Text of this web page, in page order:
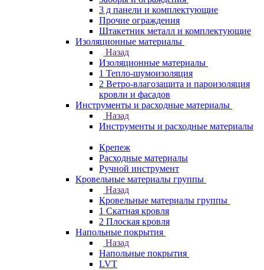
3 д панели и комплектующие
Прочие ограждения
Штакетник металл и комплектующие
Изоляционные материалы
Назад
Изоляционные материалы
1 Тепло-шумоизоляция
2 Ветро-влагозащита и пароизоляция
кровли и фасадов
Инструменты и расходные материалы
Назад
Инструменты и расходные материалы
Крепеж
Расходные материалы
Ручной инструмент
Кровельные материалы группы
Назад
Кровельные материалы группы
1 Скатная кровля
2 Плоская кровля
Напольные покрытия
Назад
Напольные покрытия
LVT